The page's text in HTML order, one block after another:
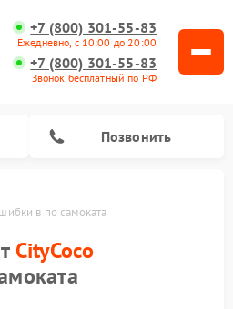
+7 (800) 301-55-83
Ежедневно, с 10:00 до 20:00
+7 (800) 301-55-83
Звонок бесплатный по РФ
Позвонить
в по самоката
CityCoco